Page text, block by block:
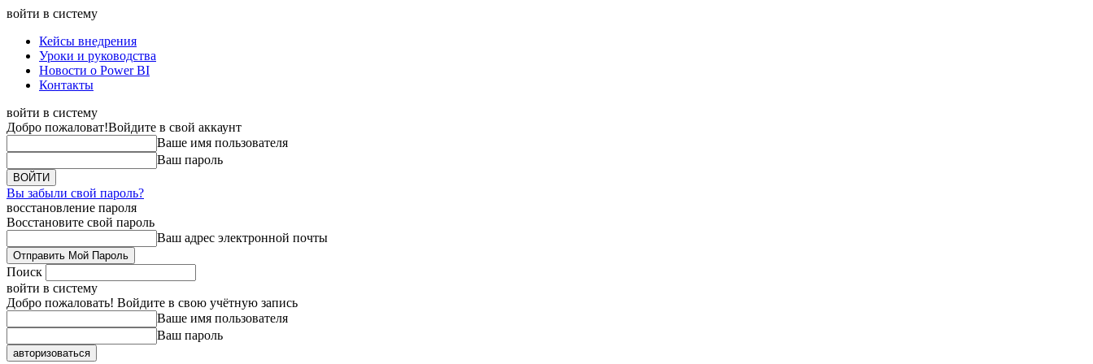
войти в систему
Кейсы внедрения
Уроки и руководства
Новости о Power BI
Контакты
войти в систему
Добро пожаловат!Войдите в свой аккаунт
Ваше имя пользователя
Ваш пароль
Вы забыли свой пароль?
восстановление пароля
Восстановите свой пароль
Ваш адрес электронной почты
Поиск
войти в систему
Добро пожаловать! Войдите в свою учётную запись
Ваше имя пользователя
Ваш пароль